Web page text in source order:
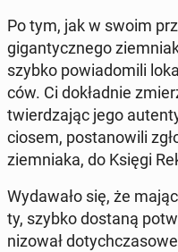
Po tym, jak w swoim
gi­gan­tycz­ne­go
szybko po­wia­do­mi­li
ców. Ci do­kład­nie
twier­dza­jąc jego
ciosem, po­sta­no­wi­li
ziem­nia­ka, do Księgi
Wy­da­wa­ło się, że
ty, szybko dostaną
ni­zo­wał